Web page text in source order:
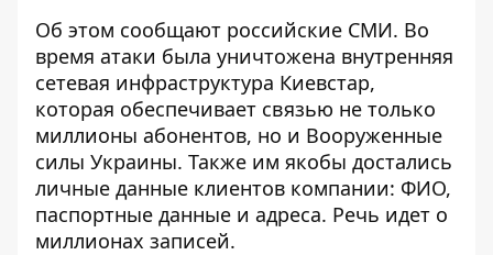
Об этом сообщают российские СМИ. Во
время атаки была уничтожена внутренняя
сетевая инфраструктура Киевстар,
которая обеспечивает связью не только
миллионы абонентов, но и Вооруженные
силы Украины. Также им якобы достались
личные данные клиентов компании: ФИО,
паспортные данные и адреса. Речь идет о
миллионах записей.